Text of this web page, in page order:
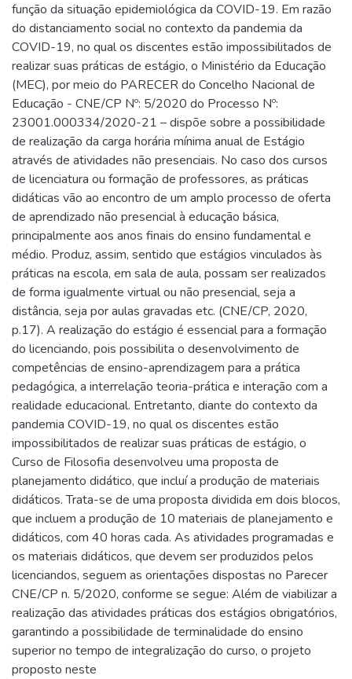
função da situação epidemiológica da COVID-19. Em razão
do distanciamento social no contexto da pandemia da
COVID-19, no qual os discentes estão impossibilitados de
realizar suas práticas de estágio, o Ministério da Educação
(MEC), por meio do PARECER do Concelho Nacional de
Educação - CNE/CP Nº: 5/2020 do Processo Nº:
23001.000334/2020-21 – dispõe sobre a possibilidade
de realização da carga horária mínima anual de Estágio
através de atividades não presenciais. No caso dos cursos
de licenciatura ou formação de professores, as práticas
didáticas vão ao encontro de um amplo processo de oferta
de aprendizado não presencial à educação básica,
principalmente aos anos finais do ensino fundamental e
médio. Produz, assim, sentido que estágios vinculados às
práticas na escola, em sala de aula, possam ser realizados
de forma igualmente virtual ou não presencial, seja a
distância, seja por aulas gravadas etc. (CNE/CP, 2020,
p.17). A realização do estágio é essencial para a formação
do licenciando, pois possibilita o desenvolvimento de
competências de ensino-aprendizagem para a prática
pedagógica, a interrelação teoria-prática e interação com a
realidade educacional. Entretanto, diante do contexto da
pandemia COVID-19, no qual os discentes estão
impossibilitados de realizar suas práticas de estágio, o
Curso de Filosofia desenvolveu uma proposta de
planejamento didático, que incluí a produção de materiais
didáticos. Trata-se de uma proposta dividida em dois blocos,
que incluem a produção de 10 materiais de planejamento e
didáticos, com 40 horas cada. As atividades programadas e
os materiais didáticos, que devem ser produzidos pelos
licenciandos, seguem as orientações dispostas no Parecer
CNE/CP n. 5/2020, conforme se segue: Além de viabilizar a
realização das atividades práticas dos estágios obrigatórios,
garantindo a possibilidade de terminalidade do ensino
superior no tempo de integralização do curso, o projeto
proposto neste